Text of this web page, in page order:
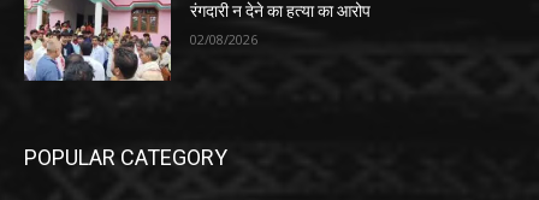
रंगदारी न देने का हत्या का आरोप
02/08/2026
POPULAR CATEGORY